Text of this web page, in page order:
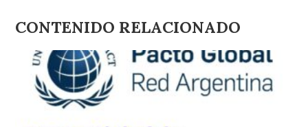
CONTENIDO RELACIONADO